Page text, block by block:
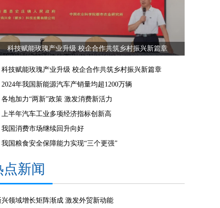
科技赋能玫瑰产业升级 校企合作共筑乡村振兴新篇章
科技赋能玫瑰产业升级 校企合作共筑乡村振兴新篇章
2024年我国新能源汽车产销量均超1200万辆
各地加力“两新”政策 激发消费新活力
上半年汽车工业多项经济指标创新高
我国消费市场继续回升向好
我国粮食安全保障能力实现“三个更强”
点新闻
兴领域增长矩阵渐成 激发外贸新动能